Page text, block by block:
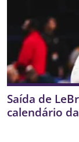
Saída de
calendário